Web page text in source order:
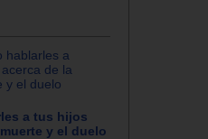
a tus hijos
y el duelo